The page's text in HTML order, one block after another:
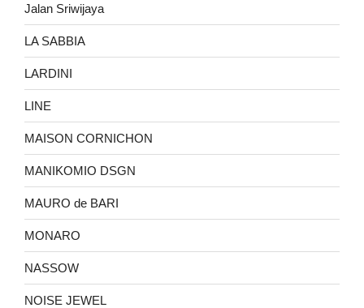
Jalan Sriwijaya
LA SABBIA
LARDINI
LINE
MAISON CORNICHON
MANIKOMIO DSGN
MAURO de BARI
MONARO
NASSOW
NOISE JEWEL